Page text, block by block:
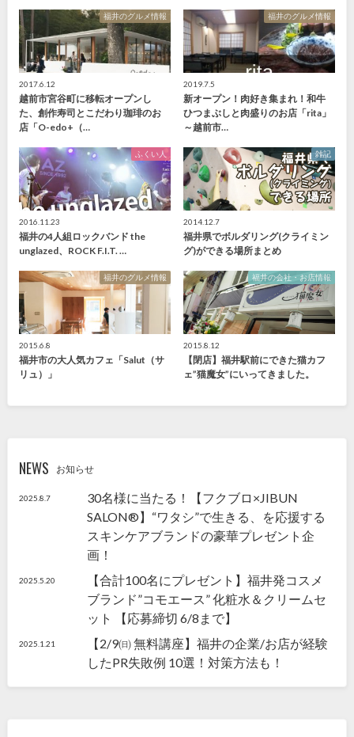
福井のグルメ情報
2017.6.12
越前市宮谷町に移転オープンし
た、創作寿司とこだわり珈琲のお
店「O-edo+（…
福井のグルメ情報
2019.7.5
新オープン！肉好き集まれ！和牛
ひつまぶしと肉盛りのお店「rita」
～越前市…
ふくい人
2016.11.23
福井の4人組ロックバンド the
unglazed、ROCK F.I.T. …
雑記
2014.12.7
福井県でボルダリング(クライミン
グ)ができる場所まとめ
福井のグルメ情報
2015.6.8
福井市の大人気カフェ「Salut（サ
リュ）」
福井の会社・お店情報
2015.8.12
【閉店】福井駅前にできた猫カフ
ェ”猫魔女”にいってきました。
NEWS お知らせ
2025.8.7
30名様に当たる！【フクブロ×JIBUN
SALON®】“ワタシ”で生きる、を応援する
スキンケアブランドの豪華プレゼント企
画！
2025.5.20
【合計100名にプレゼント】福井発コスメ
ブランド”コモエース” 化粧水＆クリームセ
ット 【応募締切 6/8まで】
2025.1.21
【2/9㈰ 無料講座】福井の企業/お店が経験
したPR失敗例 10選！対策方法も！